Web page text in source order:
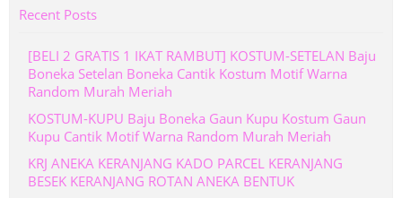
Recent Posts
[BELI 2 GRATIS 1 IKAT RAMBUT] KOSTUM-SETELAN Baju
Boneka Setelan Boneka Cantik Kostum Motif Warna
Random Murah Meriah
KOSTUM-KUPU Baju Boneka Gaun Kupu Kostum Gaun
Kupu Cantik Motif Warna Random Murah Meriah
KRJ ANEKA KERANJANG KADO PARCEL KERANJANG
BESEK KERANJANG ROTAN ANEKA BENTUK